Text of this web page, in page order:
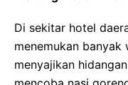
Di sekitar hotel
menemukan
menyajikan